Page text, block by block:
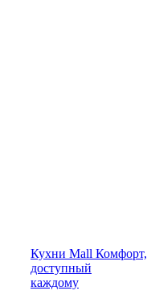
Кухни Mall Комфорт,
доступный
каждому